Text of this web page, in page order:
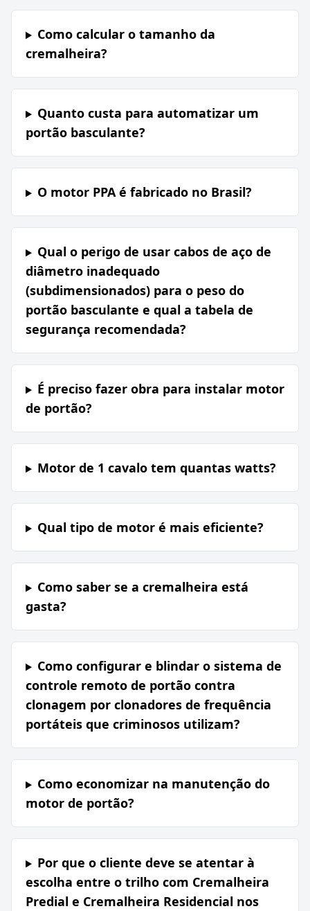
Como calcular o tamanho da
cremalheira?
Quanto custa para automatizar um
portão basculante?
O motor PPA é fabricado no Brasil?
Qual o perigo de usar cabos de aço de
diâmetro inadequado
(subdimensionados) para o peso do
portão basculante e qual a tabela de
segurança recomendada?
É preciso fazer obra para instalar motor
de portão?
Motor de 1 cavalo tem quantas watts?
Qual tipo de motor é mais eficiente?
Como saber se a cremalheira está
gasta?
Como configurar e blindar o sistema de
controle remoto de portão contra
clonagem por clonadores de frequência
portáteis que criminosos utilizam?
Como economizar na manutenção do
motor de portão?
Por que o cliente deve se atentar à
escolha entre o trilho com Cremalheira
Predial e Cremalheira Residencial nos